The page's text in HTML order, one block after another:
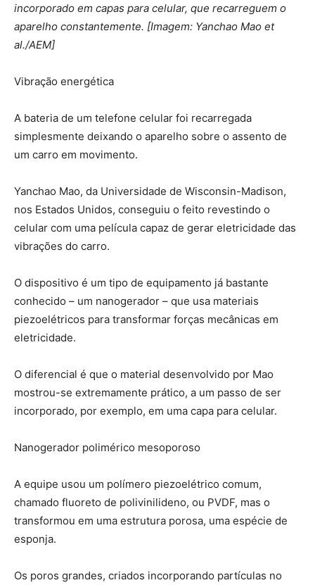
incorporado em capas para celular, que recarreguem o
aparelho constantemente. [Imagem: Yanchao Mao et
al./AEM]
Vibração energética
A bateria de um telefone celular foi recarregada
simplesmente deixando o aparelho sobre o assento de
um carro em movimento.
Yanchao Mao, da Universidade de Wisconsin-Madison,
nos Estados Unidos, conseguiu o feito revestindo o
celular com uma película capaz de gerar eletricidade das
vibrações do carro.
O dispositivo é um tipo de equipamento já bastante
conhecido – um nanogerador – que usa materiais
piezoelétricos para transformar forças mecânicas em
eletricidade.
O diferencial é que o material desenvolvido por Mao
mostrou-se extremamente prático, a um passo de ser
incorporado, por exemplo, em uma capa para celular.
Nanogerador polimérico mesoporoso
A equipe usou um polímero piezoelétrico comum,
chamado fluoreto de polivinilideno, ou PVDF, mas o
transformou em uma estrutura porosa, uma espécie de
esponja.
Os poros grandes, criados incorporando partículas no